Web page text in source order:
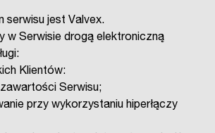
serwisu jest Valvex.
w Serwisie drogą elektroniczną
Klientów:
Serwisu;
przy wykorzystaniu hiperłączy